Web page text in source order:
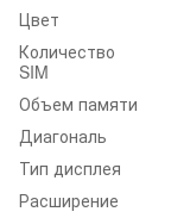
Цвет
Количество
SIM
Объем памяти
Диагональ
Тип дисплея
Расширение